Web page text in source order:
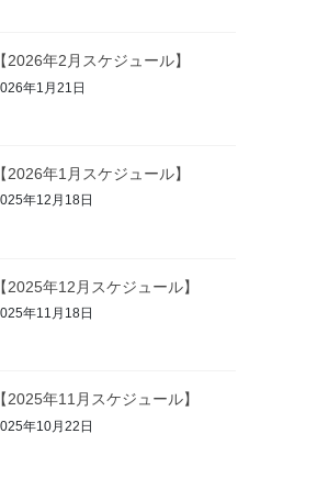
【2026年2月スケジュール】
年1月21日
【2026年1月スケジュール】
年12月18日
【2025年12月スケジュール】
年11月18日
【2025年11月スケジュール】
年10月22日